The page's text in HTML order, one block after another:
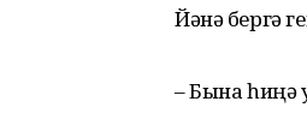
Йәнә бергә
– Бына һиңә